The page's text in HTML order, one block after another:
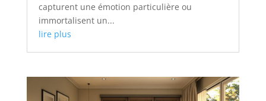
capturent une émotion particulière ou
immortalisent un...
lire plus